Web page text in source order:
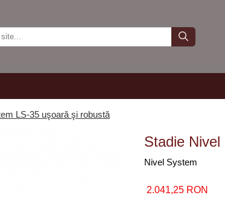
LS-35 uşoară şi robustă
Stadie
Nivel System
2.041,25 RON